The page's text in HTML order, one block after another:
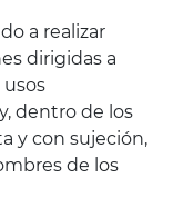
a realizar
dirigidas a
usos
dentro de los
y con sujeción,
de los